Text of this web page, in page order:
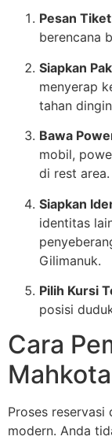
Pesan
berencana
Siapkan
menyerap
tahan
Bawa
mobil,
di rest area.
Siapkan
identitas
Gilimanuk.
Pilih Kursi
posisi
Cara
Proses
modern. Anda